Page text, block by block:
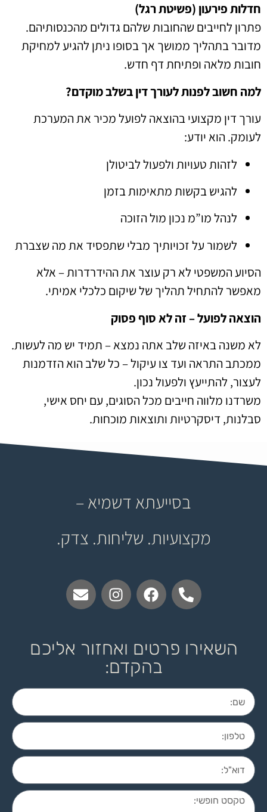
חדלות פירעון (פשיטת רגל)
פתרון לחייבים שהחובות שלהם גדולים מהכנסותיהם.
מדובר בתהליך ממושך אך בסופו ניתן להגיע למחיקת
חובות מלאה ופתיחת דף חדש.
למה חשוב לפנות לעורך דין בשלב מוקדם?
עורך דין מקצועי בהוצאה לפועל מכיר את המערכת
לעומק. הוא יודע:
לזהות טעויות ולפעול לביטולן
להגיש בקשות מתאימות בזמן
לנהל מו”מ נכון מול הזוכה
לשמור על זכויותיך מבלי שתפסיד את מה שצברת
הסיוע המשפטי לא רק עוצר את ההידרדרות – אלא
מאפשר להתחיל תהליך של שיקום כלכלי אמיתי.
הוצאה לפועל – זה לא סוף פסוק
לא משנה באיזה שלב אתה נמצא – תמיד יש מה לעשות.
ממכתב התראה ועד צו עיקול – כל שלב הוא הזדמנות
לעצור, להתייעץ ולפעול נכון.
משרדנו מלווה חייבים מכל הסוגים, עם יחס אישי,
סבלנות, דיסקרטיות ותוצאות מוכחות.
בסייעתא דשמיא –
מקצועיות. שליחות. צדק.
השאירו פרטים ואחזור אליכם
בהקדם: